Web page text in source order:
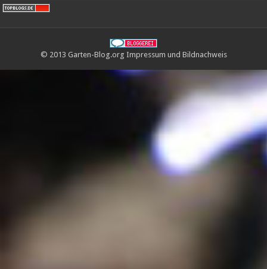
© 2013 Garten-Blog.org Impressum und Bildnachweis